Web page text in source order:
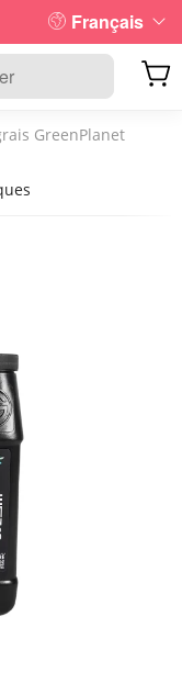
Français
GreenPlanet